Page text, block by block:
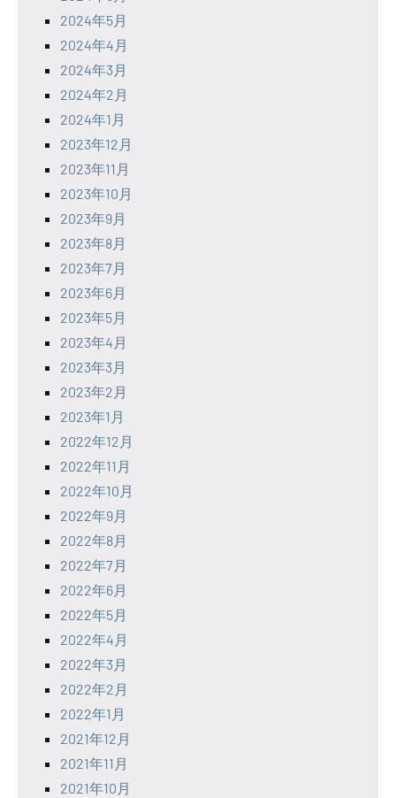
2024年5月
2024年4月
2024年3月
2024年2月
2024年1月
2023年12月
2023年11月
2023年10月
2023年9月
2023年8月
2023年7月
2023年6月
2023年5月
2023年4月
2023年3月
2023年2月
2023年1月
2022年12月
2022年11月
2022年10月
2022年9月
2022年8月
2022年7月
2022年6月
2022年5月
2022年4月
2022年3月
2022年2月
2022年1月
2021年12月
2021年11月
2021年10月